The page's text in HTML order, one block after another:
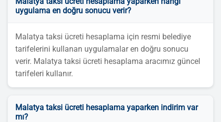
uygulama en doğru sonucu verir?
Malatya taksi ücreti hesaplama için resmi belediye
tarifelerini kullanan uygulamalar en doğru sonucu
verir. Malatya taksi ücreti hesaplama aracımız güncel
tarifeleri kullanır.
Malatya taksi ücreti hesaplama yaparken indirim var
mı?